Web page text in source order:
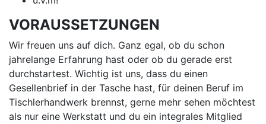
VORAUSSETZUNGEN
Wir freuen uns auf dich. Ganz egal, ob du schon
jahrelange Erfahrung hast oder ob du gerade erst
durchstartest. Wichtig ist uns, dass du einen
Gesellenbrief in der Tasche hast, für deinen Beruf im
Tischlerhandwerk brennst, gerne mehr sehen möchtest
als nur eine Werkstatt und du ein integrales Mitglied